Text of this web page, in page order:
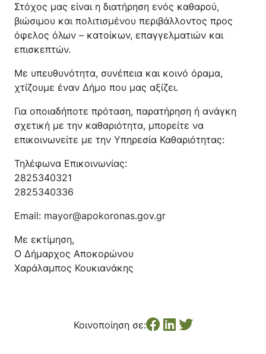
Στόχος μας είναι η διατήρηση ενός καθαρού,
βιώσιμου και πολιτισμένου περιβάλλοντος προς
όφελος όλων – κατοίκων, επαγγελματιών και
επισκεπτών.
Με υπευθυνότητα, συνέπεια και κοινό όραμα,
χτίζουμε έναν Δήμο που μας αξίζει.
Για οποιαδήποτε πρόταση, παρατήρηση ή ανάγκη
σχετική με την καθαριότητα, μπορείτε να
επικοινωνείτε με την Υπηρεσία Καθαριότητας:
Τηλέφωνα Επικοινωνίας:
2825340321
2825340336
Email: mayor@apokoronas.gov.gr
Με εκτίμηση,
Ο Δήμαρχος Αποκορώνου
Χαράλαμπος Κουκιανάκης
Κοινοποίηση σε: